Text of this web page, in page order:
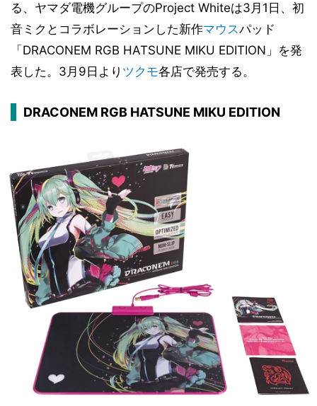
る、ヤマダ電機グループのProject Whiteは3月1日、初
音ミクとコラボレーションした新作マウスパッド
「DRACONEM RGB HATSUNE MIKU EDITION」を発
表した。3月9日より ツクモ各店で発売する。
DRACONEM RGB HATSUNE MIKU EDITION